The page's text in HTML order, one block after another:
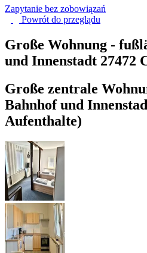
Zapytanie bez zobowiązań
Powrót do przeglądu
Große Wohnung -
und Innenstadt 27472
Große zentrale
Bahnhof und
Aufenthalte)